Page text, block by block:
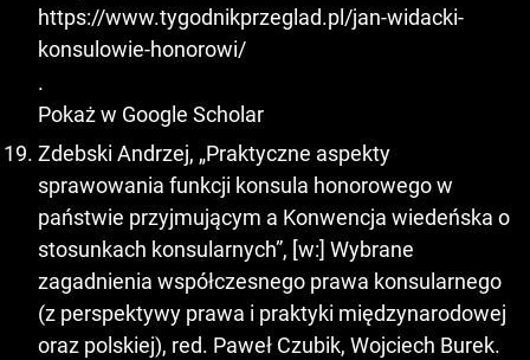
https://www.tygodnikprzeglad.pl/jan-widacki-
konsulowie-honorowi/
.
Pokaż w Google Scholar
Zdebski Andrzej, „Praktyczne aspekty
sprawowania funkcji konsula honorowego w
państwie przyjmującym a Konwencja wiedeńska o
stosunkach konsularnych”, [w:] Wybrane
zagadnienia współczesnego prawa konsularnego
(z perspektywy prawa i praktyki międzynarodowej
oraz polskiej), red. Paweł Czubik, Wojciech Burek.